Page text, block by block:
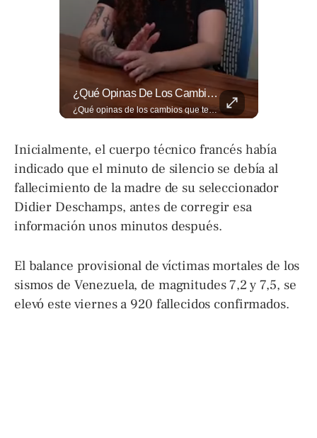
¿Qué Opinas De Los Cambios Que Tendrá Este Proyecto?
¿Qué opinas de los cambios que tendrá este proyecto? Jardines verticales, ciclovía y accesos inclusivos destacan entre las novedades del viaducto Los Chorros. Lee más 👉 eldiariodehoy.com
Inicialmente, el cuerpo técnico francés había
indicado que el minuto de silencio se debía al
fallecimiento de la madre de su seleccionador
Didier Deschamps, antes de corregir esa
información unos minutos después.
El balance provisional de víctimas mortales de los
sismos de Venezuela, de magnitudes 7,2 y 7,5, se
elevó este viernes a 920 fallecidos confirmados.